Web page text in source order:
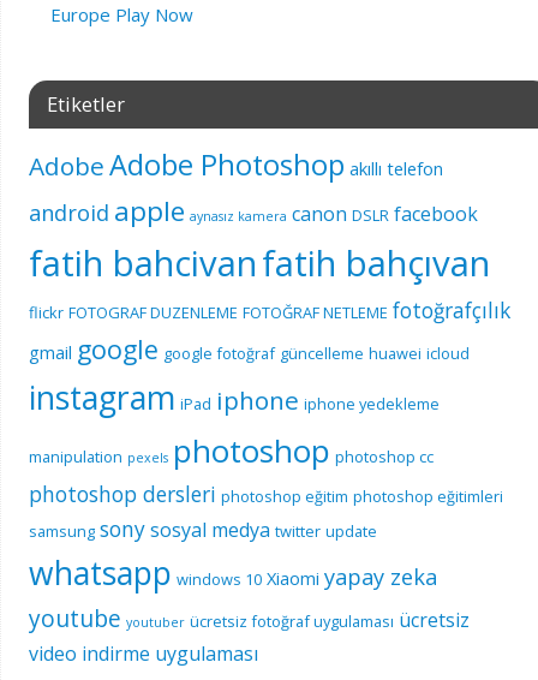
Europe Play Now
Etiketler
AdobeAdobe Photoshop akıllı telefon
android apple aynasız kamera canon DSLR facebook
fatih bahcivanfatih bahçıvan
flickr FOTOGRAF DUZENLEME FOTOĞRAF NETLEME fotoğrafçılık
gmail google google fotoğraf güncelleme huawei icloud
instagram iPad iphone iphone yedekleme
manipulation pexels photoshop photoshop cc
photoshop dersleri photoshop eğitim photoshop eğitimleri
samsung sony sosyal medya twitter update
whatsapp windows 10 Xiaomi yapay zeka
youtube youtuber ücretsiz fotoğraf uygulaması ücretsiz
video indirme uygulaması